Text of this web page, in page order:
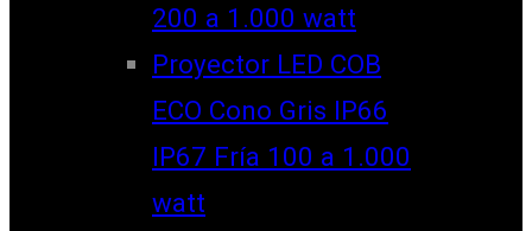
200 a 1.000 watt
Proyector LED COB
ECO Cono Gris IP66
IP67 Fría 100 a 1.000
watt